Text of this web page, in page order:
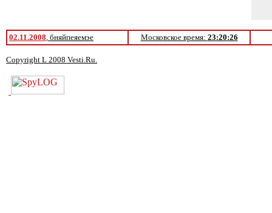
02.11.2008, бняйпеяемэе Московское время: 23:20:26
Copyright L 2008 Vesti.Ru.